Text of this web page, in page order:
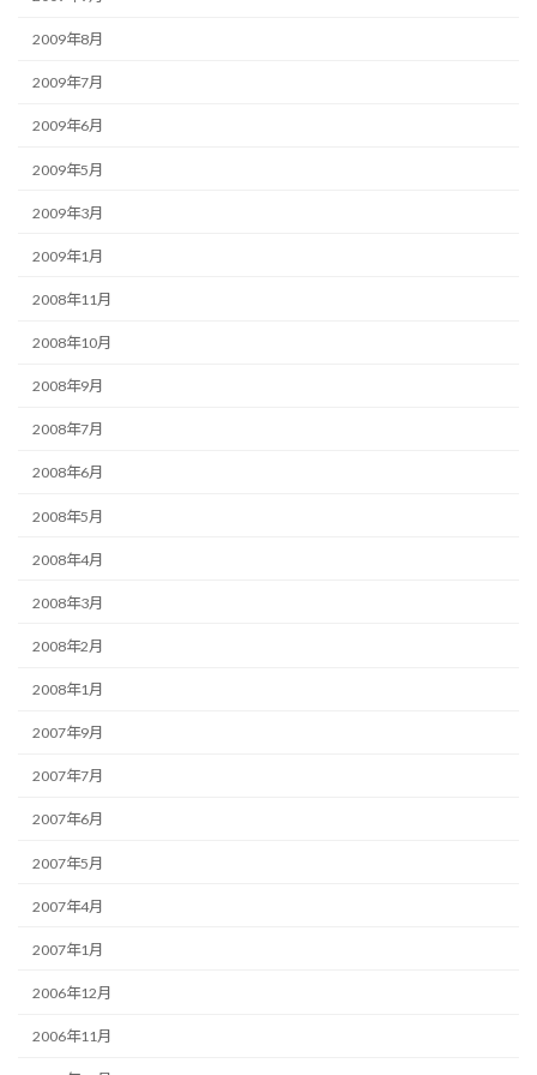
2009年8月
2009年7月
2009年6月
2009年5月
2009年3月
2009年1月
2008年11月
2008年10月
2008年9月
2008年7月
2008年6月
2008年5月
2008年4月
2008年3月
2008年2月
2008年1月
2007年9月
2007年7月
2007年6月
2007年5月
2007年4月
2007年1月
2006年12月
2006年11月